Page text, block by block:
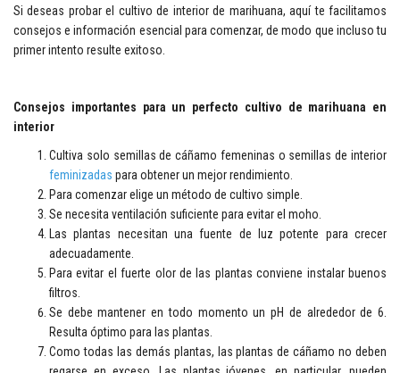
Si deseas probar el cultivo de interior de marihuana, aquí te facilitamos
consejos e información esencial para comenzar, de modo que incluso tu
primer intento resulte exitoso.
Consejos importantes para un perfecto cultivo de marihuana en
interior
Cultiva solo semillas de cáñamo femeninas o semillas de interior
feminizadas para obtener un mejor rendimiento.
Para comenzar elige un método de cultivo simple.
Se necesita ventilación suficiente para evitar el moho.
Las plantas necesitan una fuente de luz potente para crecer
adecuadamente.
Para evitar el fuerte olor de las plantas conviene instalar buenos
filtros.
Se debe mantener en todo momento un pH de alrededor de 6.
Resulta óptimo para las plantas.
Como todas las demás plantas, las plantas de cáñamo no deben